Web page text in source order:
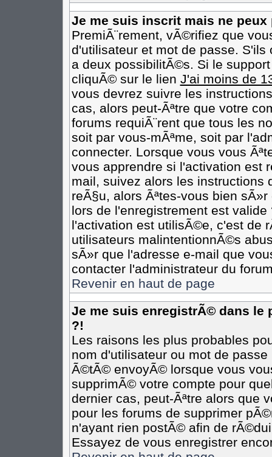
Je me suis inscrit mais ne peux
PremiÃ¨rement, vÃ©rifiez que
d'utilisateur et mot de passe.
a deux possibilitÃ©s. Si le
cliquÃ© sur le lien J'ai moins de
vous devrez suivre les
cas, alors peut-Ãªtre que votre
forums requiÃ¨rent que tous les
soit par vous-mÃªme, soit par
connecter. Lorsque vous vous
vous apprendre si l'activation est
mail, suivez alors les instructions
reÃ§u, alors Ãªtes-vous bien
lors de l'enregistrement est
l'activation est utilisÃ©e, c'est de
utilisateurs malintentionnÃ©s
sÃ»r que l'adresse e-mail que
contacter l'administrateur du
Revenir en haut de page
Je me suis enregistrÃ© dans le
?!
Les raisons les plus probables
nom d'utilisateur ou mot de
Ã©tÃ© envoyÃ© lorsque vous
supprimÃ© votre compte pour
dernier cas, peut-Ãªtre alors que
pour les forums de supprimer
n'ayant rien postÃ© afin de
Essayez de vous enregistrer